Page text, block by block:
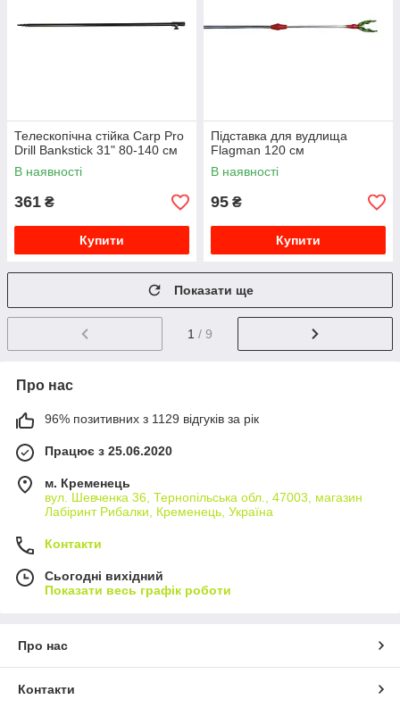
Телескопічна стійка Carp Pro
Drill Bankstick 31" 80-140 см
В наявності
361 ₴
Купити
Підставка для вудлища
Flagman 120 см
В наявності
95 ₴
Купити
Показати ще
1 / 9
Про нас
96% позитивних з 1129 відгуків за рік
Працює з 25.06.2020
м. Кременець
вул. Шевченка 36, Тернопільська обл., 47003, магазин
Лабіринт Рибалки, Кременець, Україна
Контакти
Сьогодні вихідний
Показати весь графік роботи
Про нас
Контакти